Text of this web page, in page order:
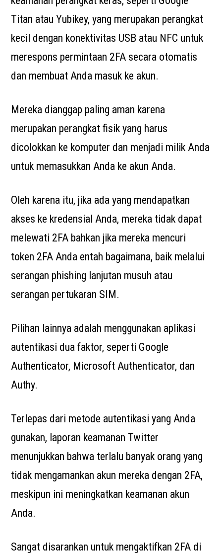
Titan atau Yubikey, yang merupakan perangkat
kecil dengan konektivitas USB atau NFC untuk
merespons permintaan 2FA secara otomatis
dan membuat Anda masuk ke akun.
Mereka dianggap paling aman karena
merupakan perangkat fisik yang harus
dicolokkan ke komputer dan menjadi milik Anda
untuk memasukkan Anda ke akun Anda.
Oleh karena itu, jika ada yang mendapatkan
akses ke kredensial Anda, mereka tidak dapat
melewati 2FA bahkan jika mereka mencuri
token 2FA Anda entah bagaimana, baik melalui
serangan phishing lanjutan musuh atau
serangan pertukaran SIM.
Pilihan lainnya adalah menggunakan aplikasi
autentikasi dua faktor, seperti Google
Authenticator, Microsoft Authenticator, dan
Authy.
Terlepas dari metode autentikasi yang Anda
gunakan, laporan keamanan Twitter
menunjukkan bahwa terlalu banyak orang yang
tidak mengamankan akun mereka dengan 2FA,
meskipun ini meningkatkan keamanan akun
Anda.
Sangat disarankan untuk mengaktifkan 2FA di